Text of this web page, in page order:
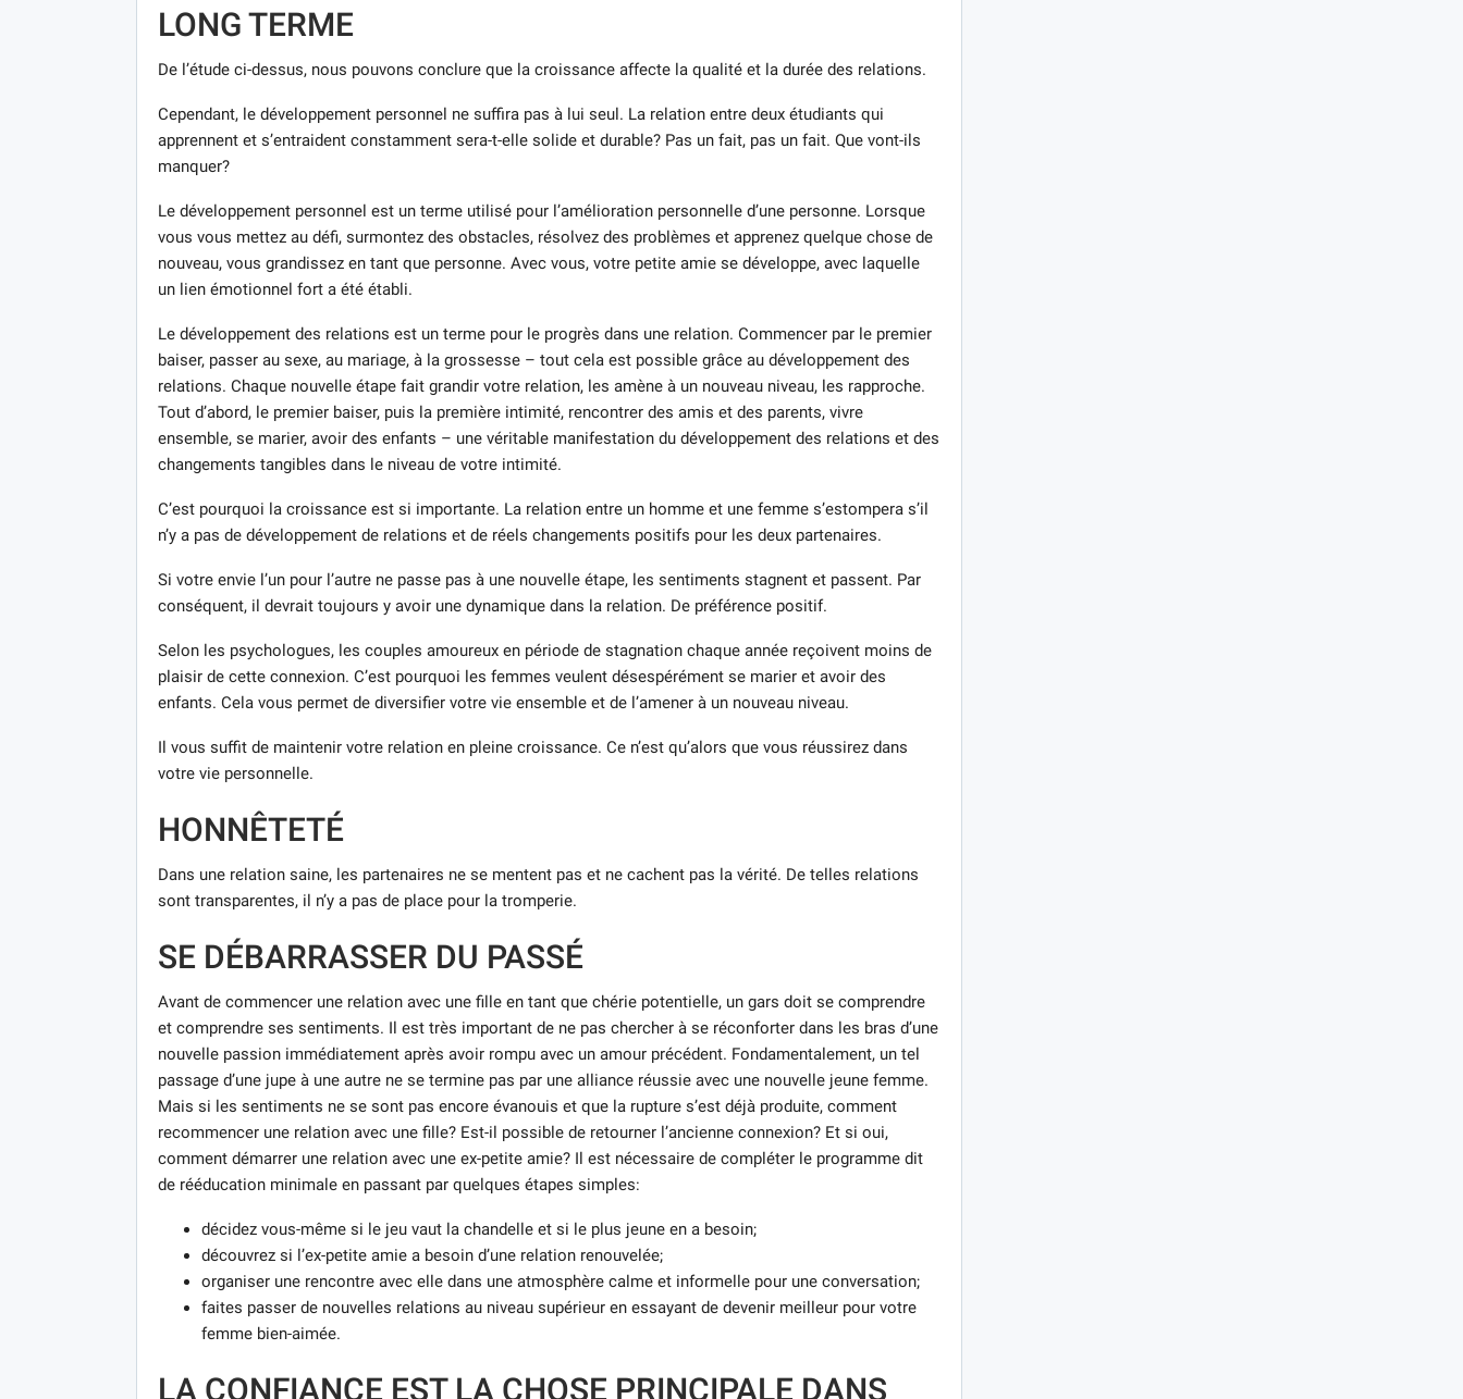
LONG TERME
De l’étude ci-dessus, nous pouvons conclure que la croissance affecte la qualité et la durée des relations.
Cependant, le développement personnel ne suffira pas à lui seul. La relation entre deux étudiants qui
apprennent et s’entraident constamment sera-t-elle solide et durable? Pas un fait, pas un fait. Que vont-ils
manquer?
Le développement personnel est un terme utilisé pour l’amélioration personnelle d’une personne. Lorsque
vous vous mettez au défi, surmontez des obstacles, résolvez des problèmes et apprenez quelque chose de
nouveau, vous grandissez en tant que personne. Avec vous, votre petite amie se développe, avec laquelle
un lien émotionnel fort a été établi.
Le développement des relations est un terme pour le progrès dans une relation. Commencer par le premier
baiser, passer au sexe, au mariage, à la grossesse – tout cela est possible grâce au développement des
relations. Chaque nouvelle étape fait grandir votre relation, les amène à un nouveau niveau, les rapproche.
Tout d’abord, le premier baiser, puis la première intimité, rencontrer des amis et des parents, vivre
ensemble, se marier, avoir des enfants – une véritable manifestation du développement des relations et des
changements tangibles dans le niveau de votre intimité.
C’est pourquoi la croissance est si importante. La relation entre un homme et une femme s’estompera s’il
n’y a pas de développement de relations et de réels changements positifs pour les deux partenaires.
Si votre envie l’un pour l’autre ne passe pas à une nouvelle étape, les sentiments stagnent et passent. Par
conséquent, il devrait toujours y avoir une dynamique dans la relation. De préférence positif.
Selon les psychologues, les couples amoureux en période de stagnation chaque année reçoivent moins de
plaisir de cette connexion. C’est pourquoi les femmes veulent désespérément se marier et avoir des
enfants. Cela vous permet de diversifier votre vie ensemble et de l’amener à un nouveau niveau.
Il vous suffit de maintenir votre relation en pleine croissance. Ce n’est qu’alors que vous réussirez dans
votre vie personnelle.
HONNÊTETÉ
Dans une relation saine, les partenaires ne se mentent pas et ne cachent pas la vérité. De telles relations
sont transparentes, il n’y a pas de place pour la tromperie.
SE DÉBARRASSER DU PASSÉ
Avant de commencer une relation avec une fille en tant que chérie potentielle, un gars doit se comprendre
et comprendre ses sentiments. Il est très important de ne pas chercher à se réconforter dans les bras d’une
nouvelle passion immédiatement après avoir rompu avec un amour précédent. Fondamentalement, un tel
passage d’une jupe à une autre ne se termine pas par une alliance réussie avec une nouvelle jeune femme.
Mais si les sentiments ne se sont pas encore évanouis et que la rupture s’est déjà produite, comment
recommencer une relation avec une fille? Est-il possible de retourner l’ancienne connexion? Et si oui,
comment démarrer une relation avec une ex-petite amie? Il est nécessaire de compléter le programme dit
de rééducation minimale en passant par quelques étapes simples:
décidez vous-même si le jeu vaut la chandelle et si le plus jeune en a besoin;
découvrez si l’ex-petite amie a besoin d’une relation renouvelée;
organiser une rencontre avec elle dans une atmosphère calme et informelle pour une conversation;
faites passer de nouvelles relations au niveau supérieur en essayant de devenir meilleur pour votre
femme bien-aimée.
LA CONFIANCE EST LA CHOSE PRINCIPALE DANS